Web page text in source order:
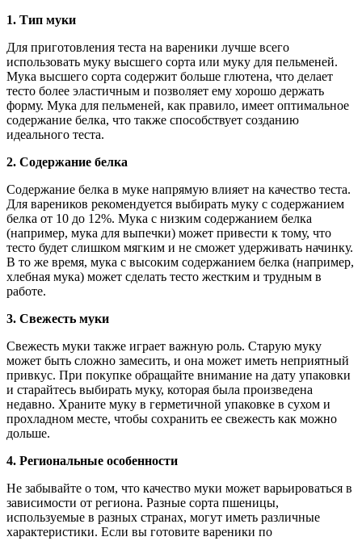
1. Тип муки
Для приготовления теста на вареники лучше всего
использовать муку высшего сорта или муку для пельменей.
Мука высшего сорта содержит больше глютена, что делает
тесто более эластичным и позволяет ему хорошо держать
форму. Мука для пельменей, как правило, имеет оптимальное
содержание белка, что также способствует созданию
идеального теста.
2. Содержание белка
Содержание белка в муке напрямую влияет на качество теста.
Для вареников рекомендуется выбирать муку с содержанием
белка от 10 до 12%. Мука с низким содержанием белка
(например, мука для выпечки) может привести к тому, что
тесто будет слишком мягким и не сможет удерживать начинку.
В то же время, мука с высоким содержанием белка (например,
хлебная мука) может сделать тесто жестким и трудным в
работе.
3. Свежесть муки
Свежесть муки также играет важную роль. Старую муку
может быть сложно замесить, и она может иметь неприятный
привкус. При покупке обращайте внимание на дату упаковки
и старайтесь выбирать муку, которая была произведена
недавно. Храните муку в герметичной упаковке в сухом и
прохладном месте, чтобы сохранить ее свежесть как можно
дольше.
4. Региональные особенности
Не забывайте о том, что качество муки может варьироваться в
зависимости от региона. Разные сорта пшеницы,
используемые в разных странах, могут иметь различные
характеристики. Если вы готовите вареники по